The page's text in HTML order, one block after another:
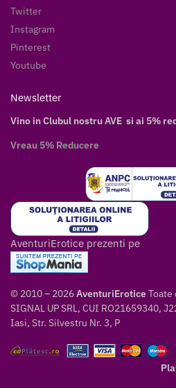
Twitter
Instagram
Pinterest
Youtube
Newsletter
Vino in Clubul nostru AVE si ai 5%
Vreau 5% Reducere
AventuriErotice prezenti pe
© 2010 – 2026AventuriEroticeToate
SIGNAL UP SRL, CUI RO21659340,
Iasi, Str. Silvestru Nr. 3, P